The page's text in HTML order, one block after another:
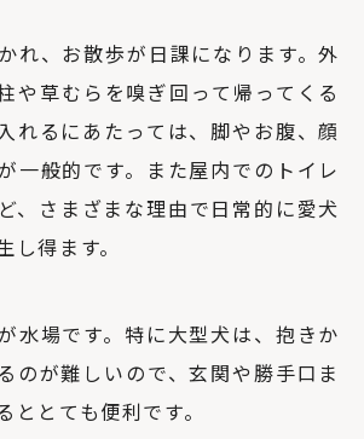
れ、お散歩が日課になります。外
や草むらを嗅ぎ回って帰ってくる
れるにあたっては、脚やお腹、顔
一般的です。また屋内でのトイレ
、さまざまな理由で日常的に愛犬
得ます。
水場です。特に大型犬は、抱きか
のが難しいので、玄関や勝手口ま
ととても便利です。